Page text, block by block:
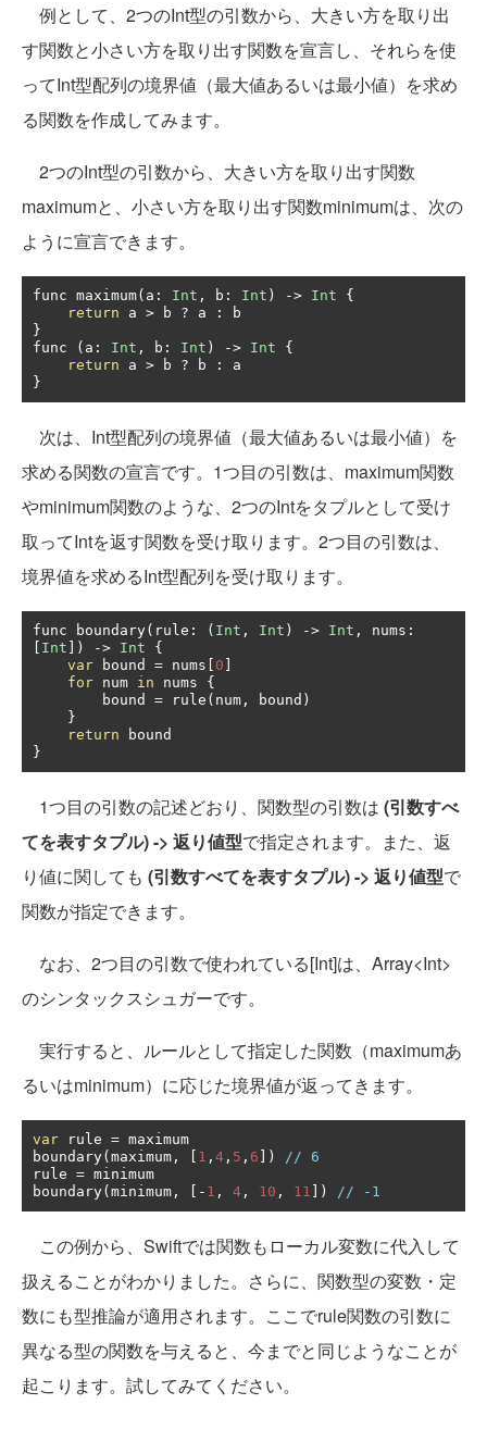
例として、2つのInt型の引数から、大きい方を取り出
す関数と小さい方を取り出す関数を宣言し、それらを使
ってInt型配列の境界値（最大値あるいは最小値）を求め
る関数を作成してみます。
2つのInt型の引数から、大きい方を取り出す関数
maximumと、小さい方を取り出す関数minimumは、次の
ように宣言できます。
func maximum( a : Int , b : Int ) -> Int
{
return a > b ? a :
}
func
( a : Int , b : Int ) -> Int
{
return a > b ? b :
}
次は、Int型配列の境界値（最大値あるいは最小値）を
求める関数の宣言です。1つ目の引数は、maximum関数
やminimum関数のような、2つのIntをタプルとして受け
取ってIntを返す関数を受け取ります。2つ目の引数は、
境界値を求めるInt型配列を受け取ります。
func boundary( rule : ( Int , Int ) -> Int , nums :
Int ]) -> Int
{
var bound = nums 0
for num in nums {
        bound
= rule ( num , bound )
}
return
}
1つ目の引数の記述どおり、関数型の引数は (引数すべ
てを表すタプル) -> 返り値型で指定されます。また、返
り値に関しても (引数すべてを表すタプル) -> 返り値型で
関数が指定できます。
なお、2つ目の引数で使われている[Int]は、Array<Int>
のシンタックスシュガーです。
実行すると、ルールとして指定した関数（maximumあ
るいはminimum）に応じた境界値が返ってきます。
var rule = maximum
boundary( maximum , 1 , 4 , 5 , 6 ])
// 6
rule = minimum
boundary( minimum , [- 1 , 4 , 10 , 11 ]) // -1
この例から、Swiftでは関数もローカル変数に代入して
扱えることがわかりました。さらに、関数型の変数・定
数にも型推論が適用されます。ここでrule関数の引数に
異なる型の関数を与えると、今までと同じようなことが
起こります。試してみてください。